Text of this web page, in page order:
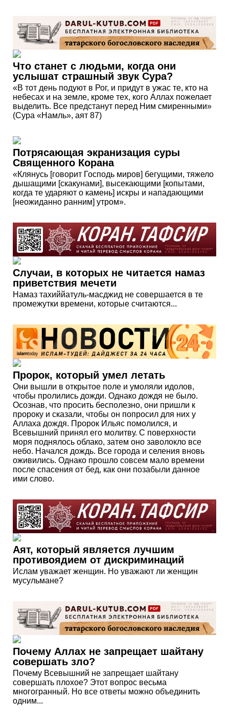
Что станет с людьми, когда они
услышат страшный звук Сура?
«В тот день подуют в Рог, и придут в ужас те, кто на
небесах и на земле, кроме тех, кого Аллах пожелает
выделить. Все предстанут перед Ним смиренными»
(Сура «Намль», аят 87)
Потрясающая экранизация суры
Священного Корана
«Клянусь [говорит Господь миров] бегущими, тяжело
дышащими [скакунами], высекающими [копытами,
когда те ударяют о камень] искры и нападающими
[неожиданно ранним] утром».
Случаи, в которых не читается намаз
приветствия мечети
Намаз тахиййатуль-масджид не совершается в те
промежутки времени, которые считаются...
Пророк, который умел летать
Они вышли в открытое поле и умоляли идолов,
чтобы пролились дожди. Однако дождя не было.
Осознав, что просить бесполезно, они пришли к
пророку и сказали, чтобы он попросил для них у
Аллаха дождя. Пророк Ильяс помолился, и
Всевышний принял его молитву. С поверхности
моря поднялось облако, затем оно заволокло все
небо. Начался дождь. Все города и селения вновь
оживились. Однако прошло совсем мало времени
после спасения от бед, как они позабыли данное
ими слово.
Аят, который является лучшим
противоядием от дискриминаций
Ислам уважает женщин. Но уважают ли женщин
мусульмане?
Почему Аллах не запрещает шайтану
совершать зло?
Почему Всевышний не запрещает шайтану
совершать плохое? Этот вопрос весьма
многогранный. Но все ответы можно объединить
одним...